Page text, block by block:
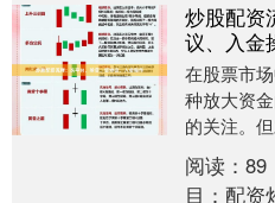
炒股配资
议、入金
在股票市
种放大资
的关注。
资流程至
资的四个
阅读： 89
目： 配资